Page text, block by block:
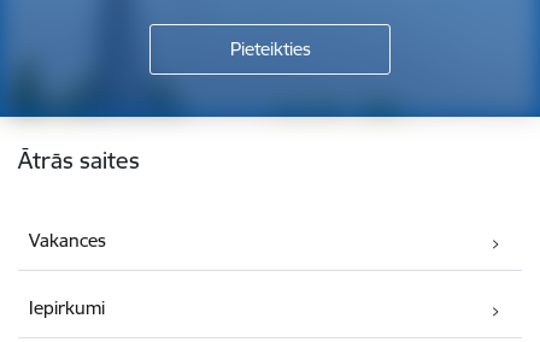
Kājene
Ātrās saites
Vakances
Iepirkumi